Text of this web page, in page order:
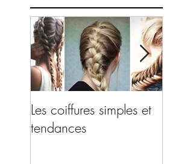
Les coiffures simples et
tendances